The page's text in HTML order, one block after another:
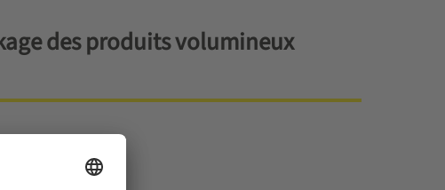
des produits volumineux